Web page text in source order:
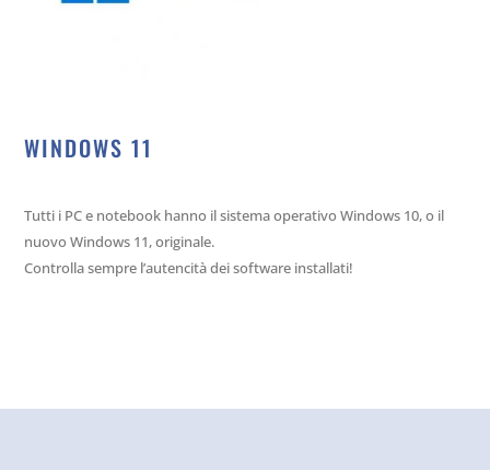
WINDOWS 11
Tutti i PC e notebook hanno il sistema operativo Windows 10, o il
nuovo Windows 11, originale.
Controlla sempre l’autencità dei software installati!